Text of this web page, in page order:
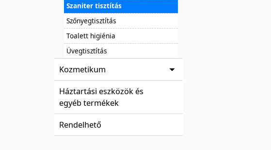
Szaniter tisztítás
Szőnyegtisztítás
Toalett higiénia
Üvegtisztítás
Kozmetikum
Háztartási eszközök és
egyéb termékek
Rendelhető